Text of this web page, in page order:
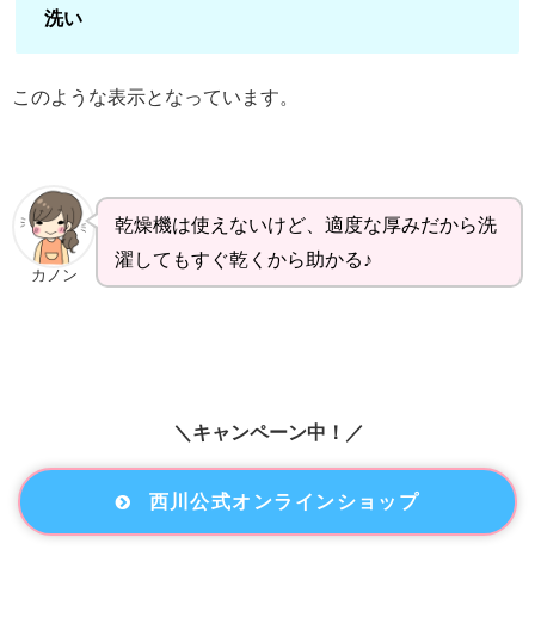
洗い
このような表示となっています。
カノン
乾燥機は使えないけど、適度な厚みだから洗
濯してもすぐ乾くから助かる♪
＼キャンペーン中！／
西川公式オンラインショップ